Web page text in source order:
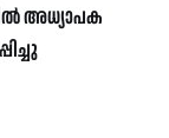
അധ്യാപക